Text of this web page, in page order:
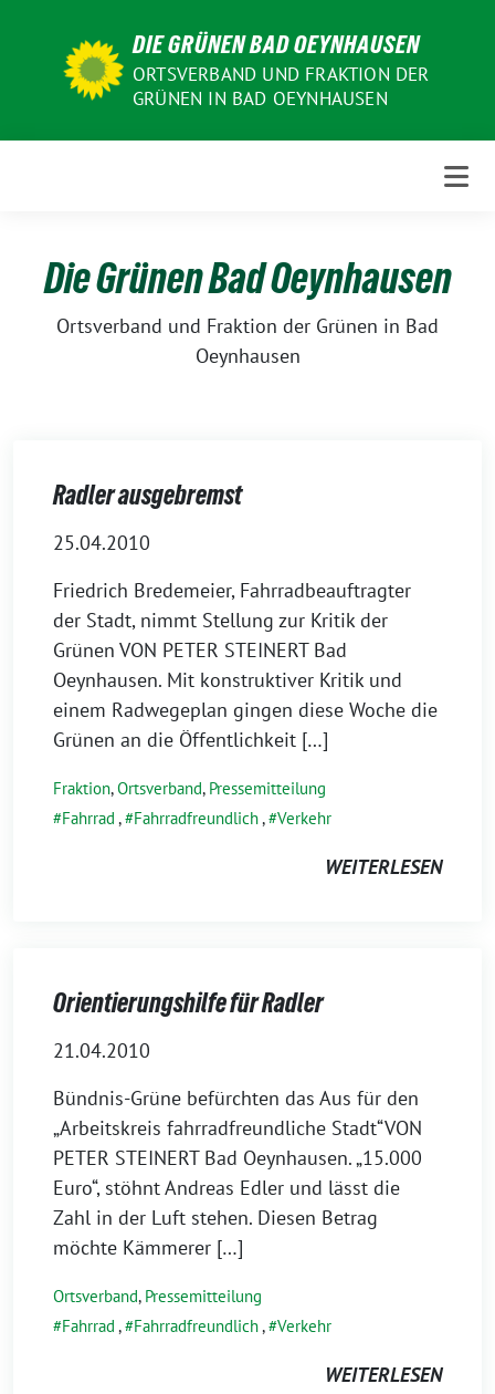
DIE GRÜNEN BAD OEYNHAUSEN
ORTSVERBAND UND FRAKTION DER
GRÜNEN IN BAD OEYNHAUSEN
Die Grünen Bad Oeynhausen
Ortsverband und Fraktion der Grünen in Bad
Oeynhausen
Radler ausgebremst
25.04.2010
Friedrich Bredemeier, Fahrradbeauftragter
der Stadt, nimmt Stellung zur Kritik der
Grünen VON PETER STEINERT Bad
Oeynhausen. Mit konstruktiver Kritik und
einem Radwegeplan gingen diese Woche die
Grünen an die Öffentlichkeit […]
Fraktion,Ortsverband, Pressemitteilung
Fahrrad , Fahrradfreundlich, Verkehr
WEITERLESEN
Orientierungshilfe für Radler
21.04.2010
Bündnis-Grüne befürchten das Aus für den
„Arbeitskreis fahrradfreundliche Stadt“VON
PETER STEINERT Bad Oeynhausen. „15.000
Euro“, stöhnt Andreas Edler und lässt die
Zahl in der Luft stehen. Diesen Betrag
möchte Kämmerer […]
Ortsverband, Pressemitteilung
Fahrrad , Fahrradfreundlich, Verkehr
WEITERLESEN